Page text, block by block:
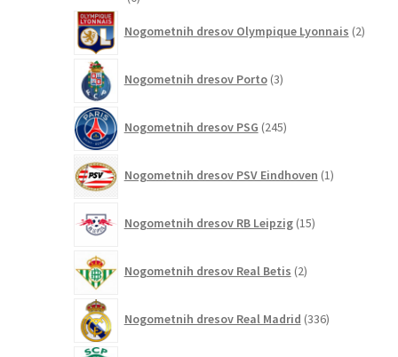
Nogometnih dresov Olympique Lyonnais 2izdelka
Nogometnih dresov Porto 3izdelki
Nogometnih dresov PSG 245izdelkov
Nogometnih dresov PSV Eindhoven 1izdelek
Nogometnih dresov RB Leipzig 15izdelkov
Nogometnih dresov Real Betis 2izdelka
Nogometnih dresov Real Madrid 336izdelkov